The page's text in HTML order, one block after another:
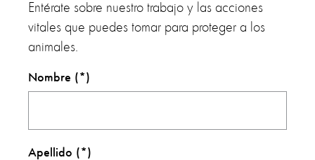
Entérate sobre nuestro trabajo y las acciones
vitales que puedes tomar para proteger a los
animales.
Nombre
Apellido